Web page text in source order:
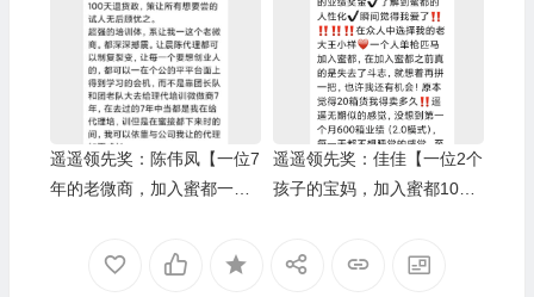
级伯乐奖：Yuki
遥遥领先奖：陈伟凤【一位7
年的老微商，加入蜜都一个
遥遥领先奖：佳佳【一位2个
孩子的宝妈，加入蜜都10个